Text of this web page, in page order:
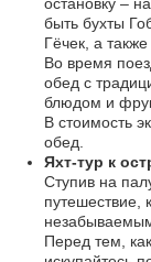
быть бухты
Гёчек, а
Во время
обед с
блюдом и
В стоимость
обед.
Яхт-тур к
Ступив на
путешествие,
Перед тем,